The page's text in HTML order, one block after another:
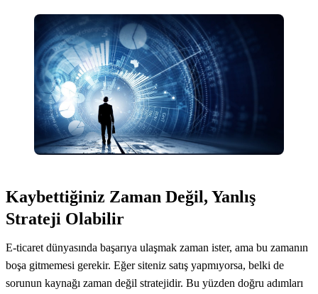
Kaybettiğiniz Zaman Değil, Yanlış
Strateji Olabilir
E-ticaret dünyasında başarıya ulaşmak zaman ister, ama bu zamanın
boşa gitmemesi gerekir. Eğer siteniz satış yapmıyorsa, belki de
sorunun kaynağı zaman değil stratejidir. Bu yüzden doğru adımları